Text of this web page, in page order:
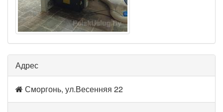
Адрес
Сморгонь, ул.Весенняя 22